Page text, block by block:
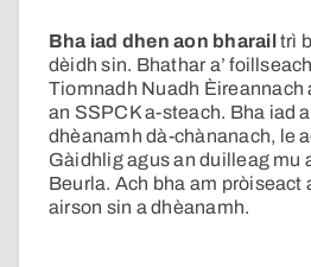
Bha iad dhen aon bharail trì
dèidh sin. Bhathar a’
Tiomnadh Nuadh Èireannach
an SSPCK a-steach. Bha iad
dhèanamh dà-chànanach, le
Gàidhlig agus an duilleag mu
Beurla. Ach bha am pròiseact
airson sin a dhèanamh.